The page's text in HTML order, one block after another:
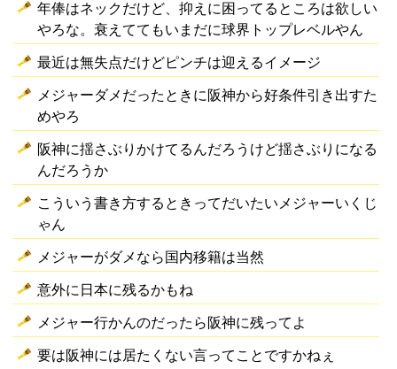
年俸はネックだけど、抑えに困ってるところは欲しい
やろな。衰えててもいまだに球界トップレベルやん
最近は無失点だけどピンチは迎えるイメージ
メジャーダメだったときに阪神から好条件引き出すた
めやろ
阪神に揺さぶりかけてるんだろうけど揺さぶりになる
んだろうか
こういう書き方するときってだいたいメジャーいくじ
ゃん
メジャーがダメなら国内移籍は当然
意外に日本に残るかもね
メジャー行かんのだったら阪神に残ってよ
要は阪神には居たくない言ってことですかねぇ